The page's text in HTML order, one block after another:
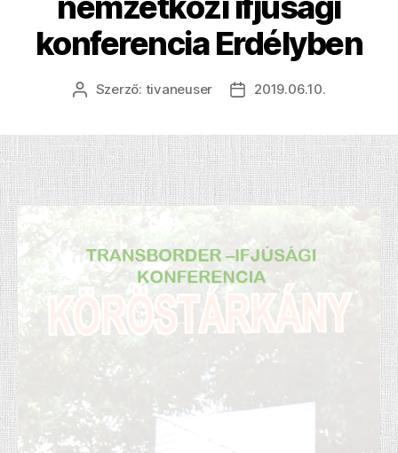
konferencia Erdélyben
Bejegyzés
Szerző: tivaneuser
Bejegyzés
2019.06.10.